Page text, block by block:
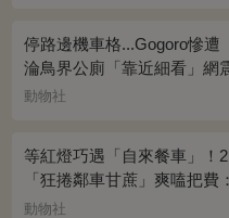
停路邊機車格...Gogoro慘遭
淪鳥界公廁「靠近細看」網
動物社
等紅燈巧遇「自來餐車」！
「狂捲鄰車甘蔗」爽嗑把費
動物社